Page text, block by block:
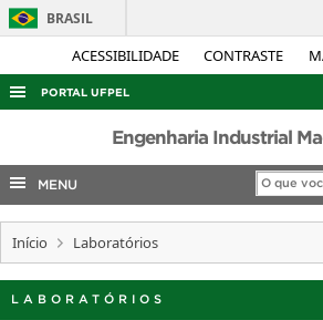
ACESSIBILIDADE CONTRASTE
BRASIL
PORTAL UFPEL
ACESSO À INFORMAÇÃO
AUDITORIA
COBALTO
CONCURSOS
EDITAIS
Engenharia Industrial
MENU
Início Laboratórios
LABORATÓRIOS